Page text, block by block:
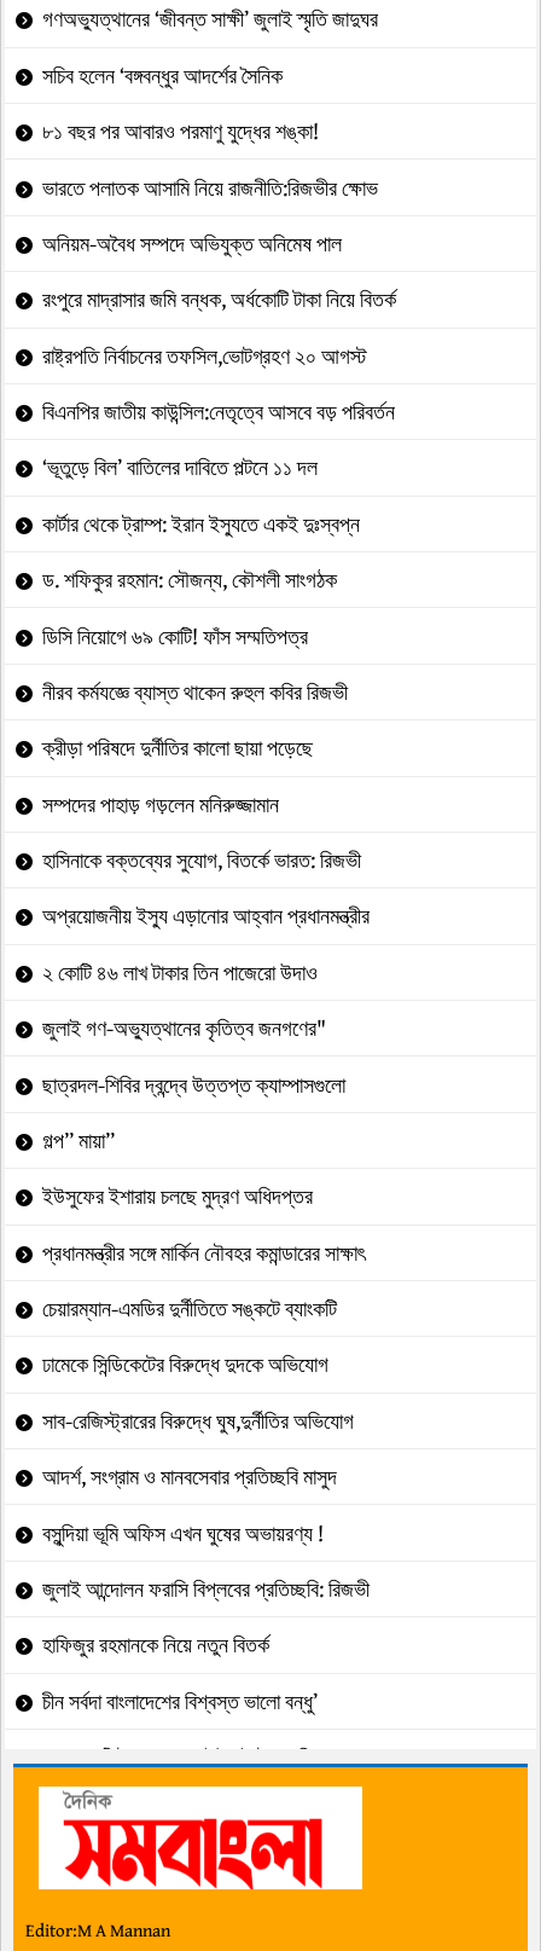
গণঅভ্যুত্থানের ‘জীবন্ত সাক্ষী’ জুলাই স্মৃতি জাদুঘর
সচিব হলেন ‘বঙ্গবন্ধুর আদর্শের সৈনিক
৮১ বছর পর আবারও পরমাণু যুদ্ধের শঙ্কা!
ভারতে পলাতক আসামি নিয়ে রাজনীতি:রিজভীর ক্ষোভ
অনিয়ম-অবৈধ সম্পদে অভিযুক্ত অনিমেষ পাল
রংপুরে মাদ্রাসার জমি বন্ধক, অর্ধকোটি টাকা নিয়ে বিতর্ক
রাষ্ট্রপতি নির্বাচনের তফসিল,ভোটগ্রহণ ২০ আগস্ট
বিএনপির জাতীয় কাউন্সিল:নেতৃত্বে আসবে বড় পরিবর্তন
‘ভূতুড়ে বিল’ বাতিলের দাবিতে পল্টনে ১১ দল
কার্টার থেকে ট্রাম্প: ইরান ইস্যুতে একই দুঃস্বপ্ন
ড. শফিকুর রহমান: সৌজন্য, কৌশলী সাংগঠক
ডিসি নিয়োগে ৬৯ কোটি! ফাঁস সম্মতিপত্র
নীরব কর্মযজ্ঞে ব্যাস্ত থাকেন রুহুল কবির রিজভী
ক্রীড়া পরিষদে দুর্নীতির কালো ছায়া পড়েছে
সম্পদের পাহাড় গড়লেন মনিরুজ্জামান
হাসিনাকে বক্তব্যের সুযোগ, বিতর্কে ভারত: রিজভী
অপ্রয়োজনীয় ইস্যু এড়ানোর আহ্বান প্রধানমন্ত্রীর
২ কোটি ৪৬ লাখ টাকার তিন পাজেরো উদাও
জুলাই গণ-অভ্যুত্থানের কৃতিত্ব জনগণের"
ছাত্রদল-শিবির দ্বন্দ্বে উত্তপ্ত ক্যাম্পাসগুলো
গল্প” মায়া”
ইউসুফের ইশারায় চলছে মুদ্রণ অধিদপ্তর
প্রধানমন্ত্রীর সঙ্গে মার্কিন নৌবহর কমান্ডারের সাক্ষাৎ
চেয়ারম্যান-এমডির দুর্নীতিতে সঙ্কটে ব্যাংকটি
ঢামেকে সিন্ডিকেটের বিরুদ্ধে দুদকে অভিযোগ
সাব-রেজিস্ট্রারের বিরুদ্ধে ঘুষ,দুর্নীতির অভিযোগ
আদর্শ, সংগ্রাম ও মানবসেবার প্রতিচ্ছবি মাসুদ
বসুন্দিয়া ভূমি অফিস এখন ঘুষের অভায়রণ্য !
জুলাই আন্দোলন ফরাসি বিপ্লবের প্রতিচ্ছবি: রিজভী
হাফিজুর রহমানকে নিয়ে নতুন বিতর্ক
চীন সর্বদা বাংলাদেশের বিশ্বস্ত ভালো বন্ধু’
৯৮২ কোটি টাকা আত্মসাৎ:ইউনাইটেডের বিরুদ্ধে
টেন্ডারে অনিয়মে পাউবো নির্বাহী প্রকৌশলী
জনকল্যাণ ভাবনার এক পরিচিত মুখ জোবাইদা রহমান
ফারুকের স্মৃতিবিজড়িত আবেগের ভূমি হলো সেনবাগ
Editor:M A Mannan